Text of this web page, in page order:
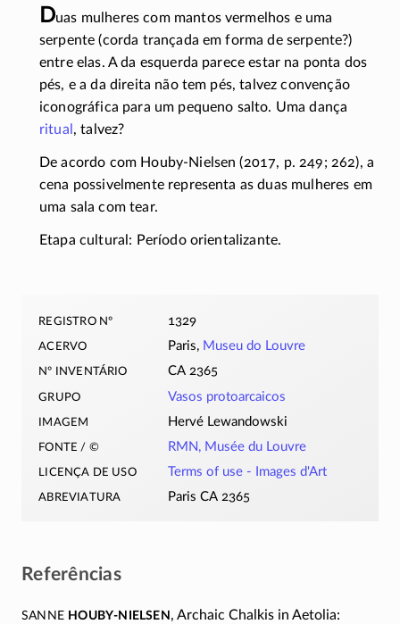
Duas mulheres com mantos vermelhos e uma
serpente (corda trançada em forma de serpente?)
entre elas. A da esquerda parece estar na ponta dos
pés, e a da direita não tem pés, talvez convenção
iconográfica para um pequeno salto. Uma dança
ritual , talvez?
De acordo com Houby-Nielsen (2017, p. 249; 262), a
cena possivelmente representa as duas mulheres em
uma sala com tear.
Etapa cultural: Período orientalizante.
registro nº 1329
acervo Paris, Museu do Louvre
nº inventário CA 2365
grupo Vasos protoarcaicos
imagem Hervé Lewandowski
fonte / © RMN, Musée du Louvre
licença de uso Terms of use - Images d'Art
abreviatura Paris CA 2365
Referências
Sanne Houby-Nielsen, Archaic Chalkis in Aetolia: